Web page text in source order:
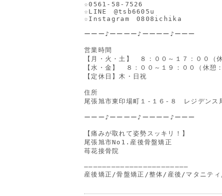
☆0561-58-7526
☆LINE @tsb6605u
☆Instagram　0808ichika
ーーー♪ーーーー♪ーーーー♪ーーー
営業時間
【月・火・土】　８：００～１７：００（
【水・金】　８：００～１９：００（休憩
【定休日】木・日祝
住所
尾張旭市東印場町１-１６-８　レジデンス
ーーー♪ーーーー♪ーーーー♪ーーー
【痛みが取れて姿勢スッキリ！】
尾張旭市No1.産後骨盤矯正
苺花接骨院
―――――――――――――――――――――――
産後矯正/骨盤矯正/整体/産後/マタニテ